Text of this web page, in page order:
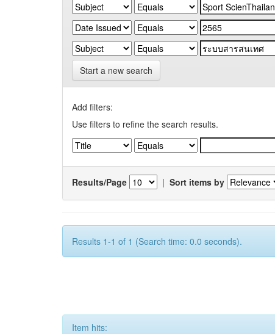
Start a new search
Add filters:
Use filters to refine the search results.
Results/Page | Sort items by
Results 1-1 of 1 (Search time: 0.0 seconds).
Item hits: